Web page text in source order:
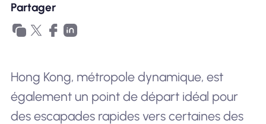
Utiliser une eSIM
Partager
Hong Kong, métropole dynamique, est
également un point de départ idéal pour
des escapades rapides vers certaines des